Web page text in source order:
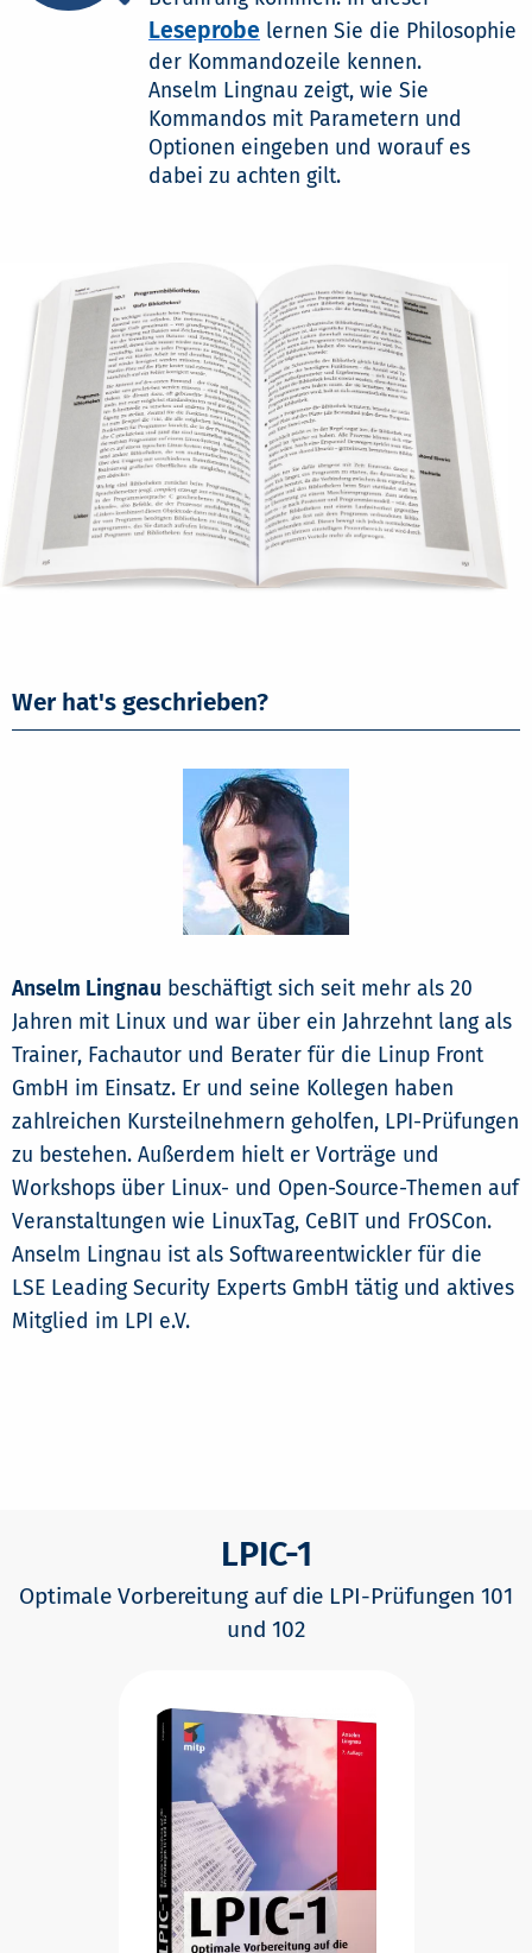
Leseprobe lernen Sie die Philosophie
der Kommandozeile kennen.
Anselm Lingnau zeigt, wie Sie
Kommandos mit Parametern und
Optionen eingeben und worauf es
dabei zu achten gilt.
Wer hat's geschrieben?
Anselm Lingnau beschäftigt sich seit mehr als 20
Jahren mit Linux und war über ein Jahrzehnt lang als
Trainer, Fachautor und Berater für die Linup Front
GmbH im Einsatz. Er und seine Kollegen haben
zahlreichen Kursteilnehmern geholfen, LPI-Prüfungen
zu bestehen. Außerdem hielt er Vorträge und
Workshops über Linux- und Open-Source-Themen auf
Veranstaltungen wie LinuxTag, CeBIT und FrOSCon.
Anselm Lingnau ist als Softwareentwickler für die
LSE Leading Security Experts GmbH tätig und aktives
Mitglied im LPI e.V.
LPIC-1
Optimale Vorbereitung auf die LPI-Prüfungen 101
und 102